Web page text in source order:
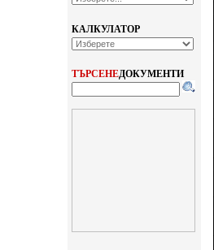
КАЛКУЛАТОР
ТЪРСЕНЕДОКУМЕНТИ